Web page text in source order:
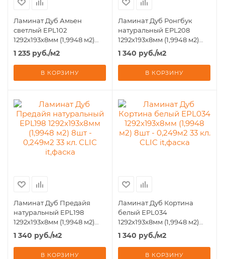
Ламинат Дуб Амьен
светлый EPL102
1292х193х8мм (1,9948 м2)
8шт - 0,249м2 32 кл. CLIC
it,фаска
1 235 руб./м2
В КОРЗИНУ
Ламинат Дуб Ронгбук
натуральный EPL208
1292х193х8мм (1,9948 м2)
8шт - 0,249м2 33 кл. CLIC
it,фаска
1 340 руб./м2
В КОРЗИНУ
Ламинат Дуб Предайя
натуральный EPL198
1292х193х8мм (1,9948 м2)
8шт - 0,249м2 33 кл. CLIC
it,фаска
1 340 руб./м2
В КОРЗИНУ
Ламинат Дуб Кортина
белый EPL034
1292х193х8мм (1,9948 м2)
8шт - 0,249м2 33 кл. CLIC
it,фаска
1 340 руб./м2
В КОРЗИНУ